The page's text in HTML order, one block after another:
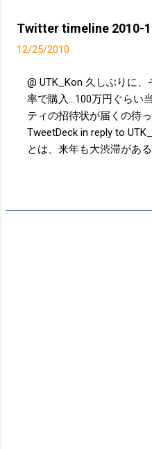
Twitter timeline 2010-
12/25/2010
@ UTK_Kon 久しぶりに
率で購入...100万円ぐらい
ティの招待状が届くの待
TweetDeck in reply to
とは、来年も大渋滞があ
http://j.mp/fR2nC6 13:31